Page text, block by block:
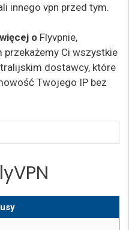
innego vpn przed tym.
o Flyvpnie,
Ci wszystkie
dostawcy, które
Twojego IP bez